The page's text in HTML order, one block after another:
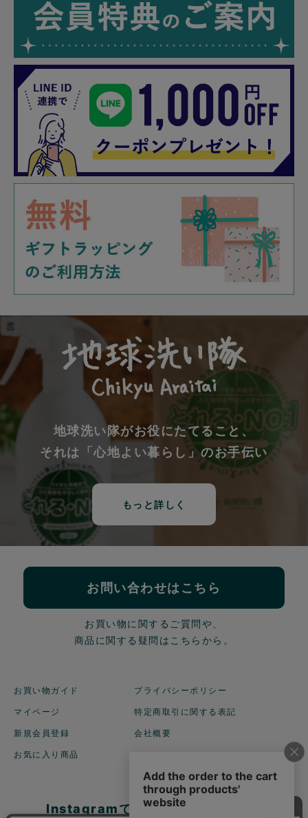
地球洗い隊がお役にたてること、
それは「心地よい暮らし」のお手伝い
もっと詳しく
お問い合わせはこちら
お買い物に関するご質問や、
商品に関する疑問はこちらから。
お買い物ガイド
マイページ
新規会員登録
お気に入り商品
プライバシーポリシー
特定商取引に関する表記
会社概要
Instagramでも商品を